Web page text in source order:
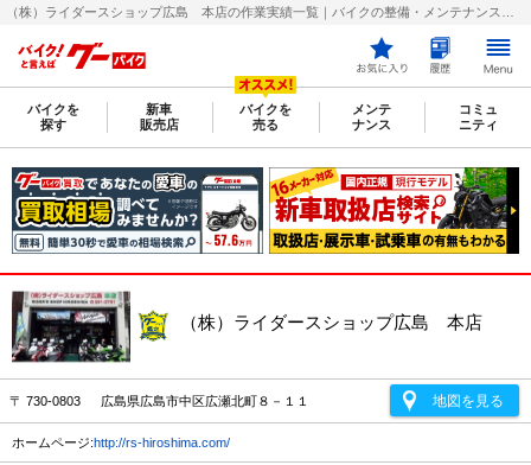
バイクを
探す
新車
販売店
バイクを
売る
メンテ
ナンス
コミュ
ニティ
（株）ライダースショップ広島 本店
〒 730-0803 広島県広島市中区広瀬北町８－１１ 地図を見る
ホームページ:http://rs-hiroshima.com/